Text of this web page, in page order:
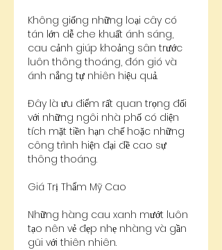
Không giống những loại cây có
tán lớn dễ che khuất ánh sáng,
cau cảnh giúp khoảng sân trước
luôn thông thoáng, đón gió và
ánh nắng tự nhiên hiệu quả.
Đây là ưu điểm rất quan trọng đối
với những ngôi nhà phố có diện
tích mặt tiền hạn chế hoặc những
công trình hiện đại đề cao sự
thông thoáng.
Giá Trị Thẩm Mỹ Cao
Những hàng cau xanh mướt luôn
tạo nên vẻ đẹp nhẹ nhàng và gần
gũi với thiên nhiên.